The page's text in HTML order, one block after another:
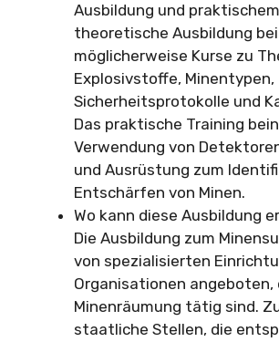
Ausbildung und
theoretische Ausbildung
möglicherweise Kurse zu
Explosivstoffe, Minentypen,
Sicherheitsprotokolle und
Das praktische Training
Verwendung von
und Ausrüstung zum
Entschärfen von Minen.
Wo kann diese Ausbildung
Die Ausbildung zum
von spezialisierten
Organisationen angeboten,
Minenräumung tätig sind.
staatliche Stellen, die